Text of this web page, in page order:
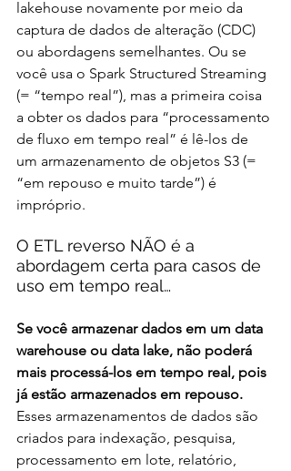
lakehouse novamente por meio da
captura de dados de alteração (CDC)
ou abordagens semelhantes. Ou se
você usa o Spark Structured Streaming
(= “tempo real”), mas a primeira coisa
a obter os dados para “processamento
de fluxo em tempo real” é lê-los de
um armazenamento de objetos S3 (=
“em repouso e muito tarde”) é
impróprio.
O ETL reverso NÃO é a
abordagem certa para casos de
uso em tempo real…
Se você armazenar dados em um data
warehouse ou data lake, não poderá
mais processá-los em tempo real, pois
já estão armazenados em repouso.
Esses armazenamentos de dados são
criados para indexação, pesquisa,
processamento em lote, relatório,